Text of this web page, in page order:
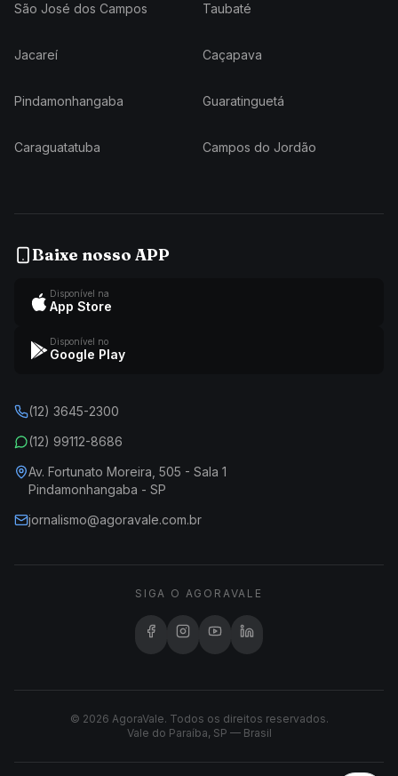
São José dos Campos Taubaté
Jacareí Caçapava
Pindamonhangaba Guaratinguetá
Caraguatatuba Campos do Jordão
Baixe nosso APP
Disponível na
App Store
Disponível no
Google Play
(12) 3645-2300
(12) 99112-8686
Av. Fortunato Moreira, 505 - Sala 1
Pindamonhangaba - SP
jornalismo@agoravale.com.br
SIGA O AGORAVALE
© 2026 AgoraVale. Todos os direitos reservados.
Vale do Paraíba, SP — Brasil